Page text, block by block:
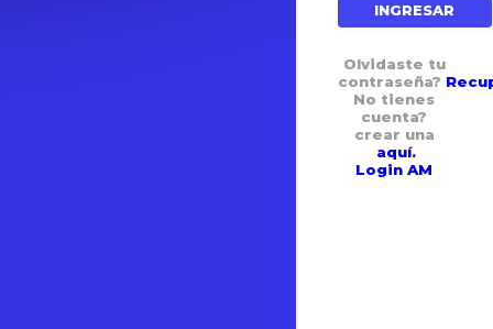
INGRESAR
Olvidaste tu
contraseña?
No tienes
cuenta?
crear una
aquí.
Login AM